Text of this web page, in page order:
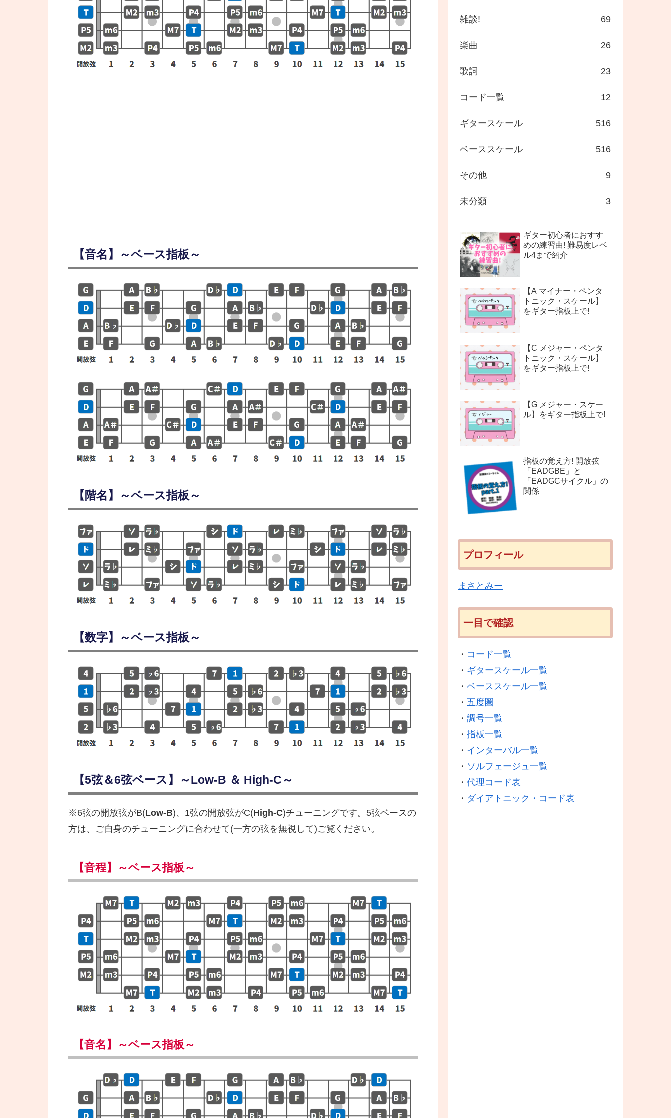
【音名】～ベース指板～
【階名】～ベース指板～
【数字】～ベース指板～
【5弦＆6弦ベース】～Low-B ＆ High-C～
※6弦の開放弦がB(Low-B)、1弦の開放弦がC(High-C)チューニングです。5弦ベースの
方は、ご自身のチューニングに合わせて(一方の弦を無視して)ご覧ください。
【音程】～ベース指板～
【音名】～ベース指板～
雑談! 69
楽曲 26
歌詞 23
コード一覧 12
ギタースケール 516
ベーススケール 516
その他 9
未分類 3
ギター初心者におすす
めの練習曲! 難易度レベ
ル4まで紹介
【A マイナー・ペンタ
トニック・スケール】
をギター指板上で!
【C メジャー・ペンタ
トニック・スケール】
をギター指板上で!
【G メジャー・スケー
ル】をギター指板上で!
指板の覚え方! 開放弦
「EADGBE」と
「EADGCサイクル」の
関係
プロフィール
まさとみー
一目で確認
・ コード一覧
・ ギタースケール一覧
・ ベーススケール一覧
・ 五度圏
・ 調号一覧
・ 指板一覧
・ インターバル一覧
・ ソルフェージュ一覧
・ 代理コード表
・ ダイアトニック・コード表